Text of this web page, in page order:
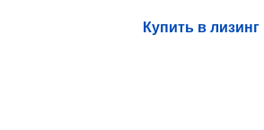
Купить в лизинг